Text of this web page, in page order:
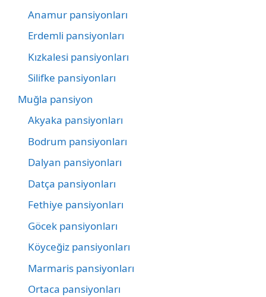
Anamur pansiyonları
Erdemli pansiyonları
Kızkalesi pansiyonları
Silifke pansiyonları
Muğla pansiyon
Akyaka pansiyonları
Bodrum pansiyonları
Dalyan pansiyonları
Datça pansiyonları
Fethiye pansiyonları
Göcek pansiyonları
Köyceğiz pansiyonları
Marmaris pansiyonları
Ortaca pansiyonları